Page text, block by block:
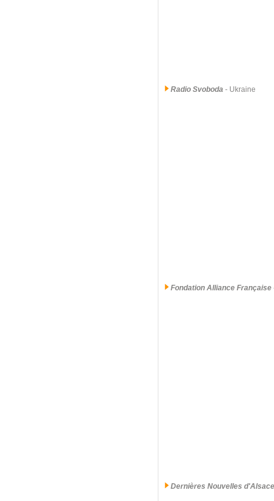
Radio Svoboda - Ukraine
Fondation Alliance Française
Dernières Nouvelles d'Alsace